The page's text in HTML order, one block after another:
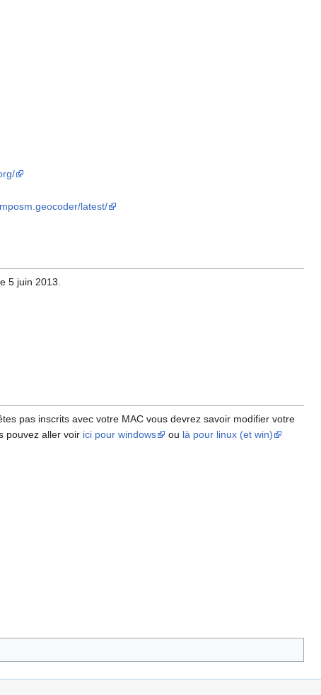
latest/
5 juin 2013.
pas inscrits avec votre MAC vous devrez savoir modifier votre
pouvez aller voir ici pour windows ou là pour linux (et win)